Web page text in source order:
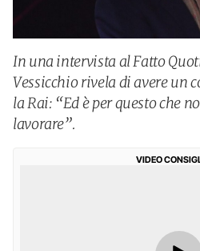
In una intervista al Fatto
Vessicchio rivela di avere un
la Rai: “Ed è per questo che
lavorare”.
VIDEO